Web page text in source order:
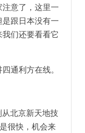
意了，这里一
跟日本没有一
们还要看看它
通利方在线。
北京新天地技
很快，机会来